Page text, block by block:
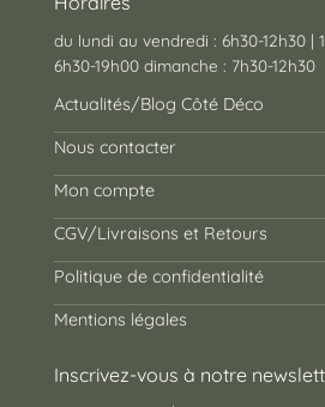
du lundi au vendredi : 6h30-12h30 |
6h30-19h00 dimanche : 7h30-12h30
Actualités/Blog Côté Déco
Nous contacter
Mon compte
CGV/Livraisons et Retours
Politique de confidentialité
Mentions légales
Inscrivez-vous à notre